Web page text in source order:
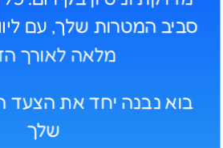
סביב המטרות שלך, עם
מלאה לאורך
בוא נבנה יחד את
שלך